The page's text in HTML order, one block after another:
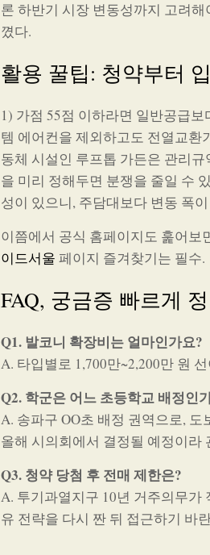
론 하반기 시장 변동성까지 고려
꼈다.
활용 꿀팁: 청약부터
1) 가점 55점 이하라면 일반공급
템 에어컨을 제외하고도 전열교환
동체 시설인 루프톱 가든은 관리
을 미리 정해두면 분쟁을 줄일 수
성이 있으니, 주담대보다 변동 폭
이쯤에서 공식 홈페이지도 훑어보
이드서울 페이지 즐겨찾기는 필수.
FAQ, 궁금증 빠르게
Q1. 발코니 확장비는 얼마인가요?
A. 타입별로 1,700만~2,200만 원
Q2. 학군은 어느 초등학교 배정인
A. 송파구 OO초 배정 권역으로,
올해 시의회에서 결정될 예정이라
Q3. 청약 당첨 후 전매 제한은?
A. 투기과열지구 10년 거주의무가
유 전략을 다시 짠 뒤 접근하기 바